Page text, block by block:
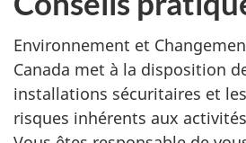
Environnement et
Canada met à la disposition
installations sécuritaires et
risques inhérents aux